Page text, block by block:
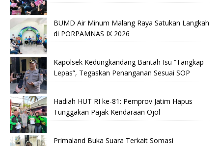
BUMD Air Minum Malang Raya Satukan Langkah
di PORPAMNAS IX 2026
Kapolsek Kedungkandang Bantah Isu “Tangkap
Lepas”, Tegaskan Penanganan Sesuai SOP
Hadiah HUT RI ke-81: Pemprov Jatim Hapus
Tunggakan Pajak Kendaraan Ojol
Primaland Buka Suara Terkait Somasi